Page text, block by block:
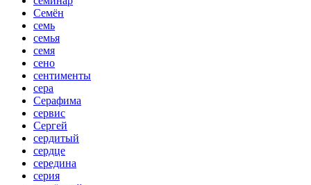
Семён
семь
семья
семя
сено
сентименты
сера
Серафима
сервис
Сергей
сердитый
сердце
середина
серия